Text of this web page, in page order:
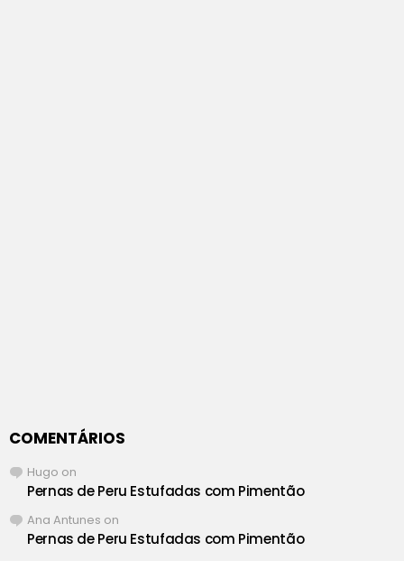
COMENTÁRIOS
Hugo on
Pernas de Peru Estufadas com Pimentão
Ana Antunes on
Pernas de Peru Estufadas com Pimentão